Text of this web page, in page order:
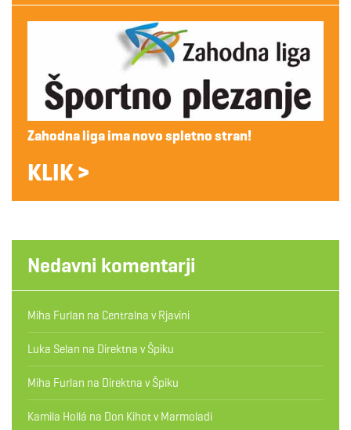
Zahodna liga ima novo spletno stran!
KLIK >
Nedavni komentarji
Miha Furlan na Centralna v Rjavini
Luka Selan na Direktna v Špiku
Miha Furlan na Direktna v Špiku
Kamila Hollá na Don Kihot v Marmoladi